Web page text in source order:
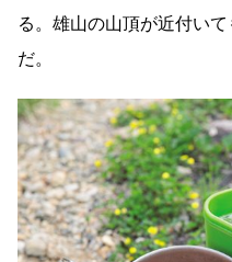
る。雄山の山頂が近付い
だ。